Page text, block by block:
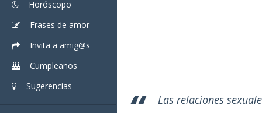
Horóscopo
Frases de amor
Invita a amig@s
Cumpleaños
Sugerencias
Las relaciones